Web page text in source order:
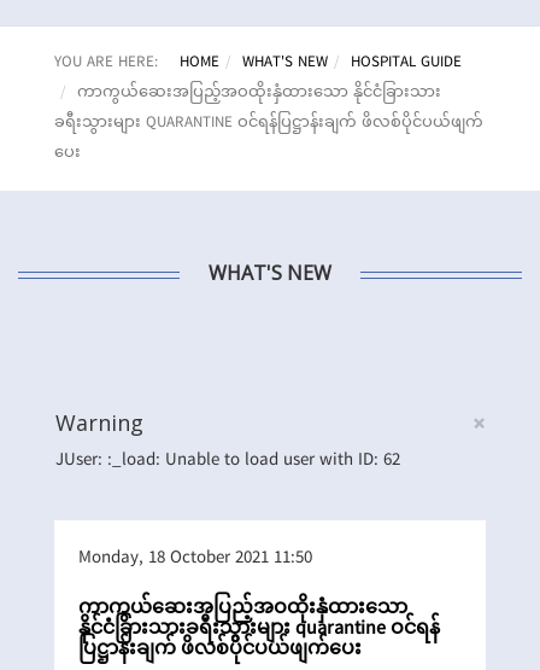
YOU ARE HERE: HOME WHAT'S NEW
HOSPITAL GUIDE
ကာကွယ်ဆေးအပြည့်အဝထိုးနှံထားသော နိုင်ငံခြားသား
ခရီးသွားများ QUARANTINE ဝင်ရန်ပြဋ္ဌာန်းချက် ဖိလစ်ပိုင်ပယ်ဖျက်
ပေး
WHAT'S NEW
×
Warning
JUser: :_load: Unable to load user with ID: 62
Monday, 18 October 2021 11:50
ကာကွယ်ဆေးအပြည့်အဝထိုးနှံထားသော
နိုင်ငံခြားသားခရီးသွားများ quarantine ဝင်ရန်
ပြဋ္ဌာန်းချက် ဖိလစ်ပိုင်ပယ်ဖျက်ပေး